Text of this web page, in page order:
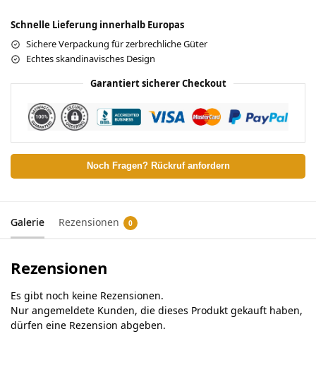
Schnelle Lieferung innerhalb Europas
Sichere Verpackung für zerbrechliche Güter
Echtes skandinavisches Design
Garantiert sicherer Checkout
Noch Fragen? Rückruf anfordern
Galerie Rezensionen 0
Rezensionen
Es gibt noch keine Rezensionen.
Nur angemeldete Kunden, die dieses Produkt gekauft haben,
dürfen eine Rezension abgeben.